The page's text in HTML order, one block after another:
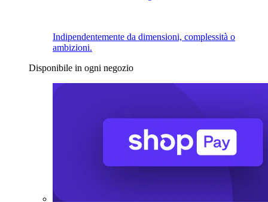
Indipendentemente da dimensioni, complessità o
ambizioni.
Disponibile in ogni negozio